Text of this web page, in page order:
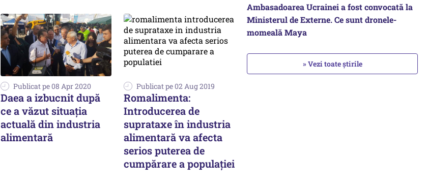
Publicat pe 08 Apr 2020
Daea a izbucnit după
ce a văzut situația
actuală din industria
alimentară
Publicat pe 02 Aug 2019
Romalimenta:
Introducerea de
suprataxe în industria
alimentară va afecta
serios puterea de
cumpărare a populaţiei
Ambasadoarea Ucrainei a fost convocată la
Ministerul de Externe. Ce sunt dronele-
momeală Maya
» Vezi toate știrile